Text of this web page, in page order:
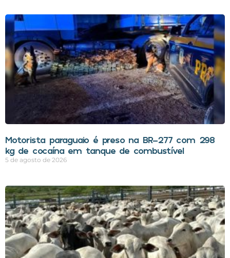
Motorista paraguaio é preso na BR-277 com 298
kg de cocaína em tanque de combustível
5 de agosto de 2026